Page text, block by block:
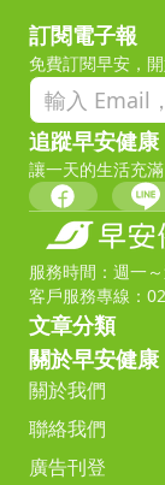
訂閱電子報
免費訂閱早安，
追蹤早安健康
讓一天的生活充
服務時間：週一
客戶服務專線：
文章分類
關於早安健康
關於我們
聯絡我們
廣告刊登